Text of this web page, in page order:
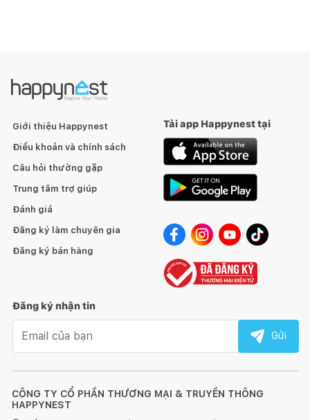
CÔNG TY CỔ PHẦN THƯƠNG MẠI & TRUYỀN THÔNG
HAPPYNEST
Giới thiệu Happynest
Điều khoản và chính sách
Câu hỏi thường gặp
Trung tâm trợ giúp
Đánh giá
Đăng ký làm chuyên gia
Đăng ký bán hàng
Tải app Happynest tại
Đăng ký nhận tin
Gửi